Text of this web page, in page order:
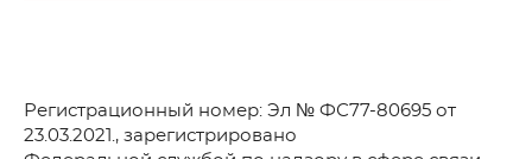
Регистрационный номер: Эл № ФС77-80695 от
23.03.2021., зарегистрировано